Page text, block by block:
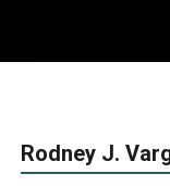
Rodney J.